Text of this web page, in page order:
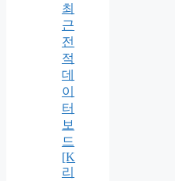
최
근
전
적
데
이
터
보
드
[K
리